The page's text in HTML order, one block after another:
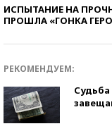
ИСПЫТАНИЕ НА
ПРОШЛА «ГОНКА
РЕКОМЕНДУЕМ: